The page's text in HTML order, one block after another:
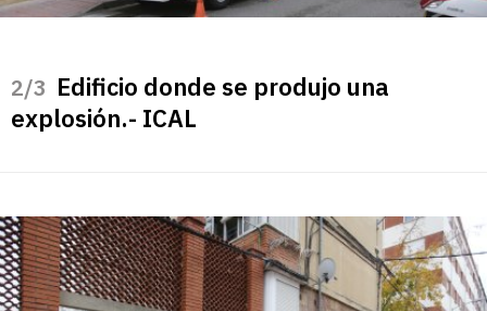
/3 Edificio donde se produjo una
explosión.- ICAL